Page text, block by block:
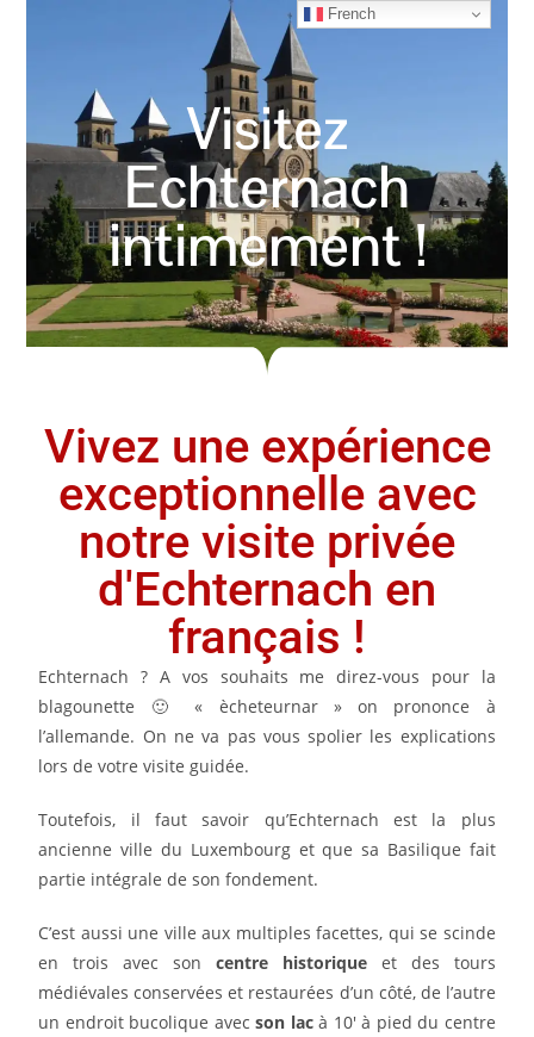
Visitez
Echternach
intimement !
Vivez une expérience
exceptionnelle avec
notre visite privée
d'Echternach en
français !
Echternach ? A vos souhaits me direz-vous pour la
blagounette 🙂 « ècheteurnar » on prononce à
l’allemande. On ne va pas vous spolier les explications
lors de votre visite guidée.
Toutefois, il faut savoir qu’Echternach est la plus
ancienne ville du Luxembourg et que sa Basilique fait
partie intégrale de son fondement.
C’est aussi une ville aux multiples facettes, qui se scinde
en trois avec son centre historiqueet des tours
médiévales conservées et restaurées d’un côté, de l’autre
un endroit bucolique avecson lacà 10′ à pied du centre
French